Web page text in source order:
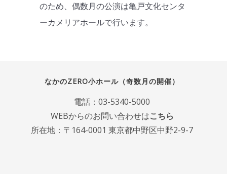
のため、偶数月の公演は亀戸文化センタ
ーカメリアホールで行います。
なかのZERO小ホール（奇数月の開催）
電話：03-5340-5000
WEBからのお問い合わせはこちら
所在地：〒164-0001 東京都中野区中野2-9-7